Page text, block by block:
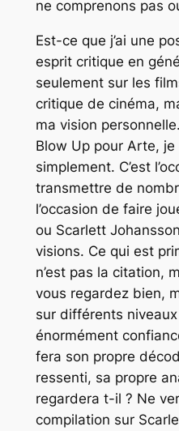
ne comprenons pas
Est-ce que j’ai une
esprit critique en
seulement sur les
critique de cinéma,
ma vision
Blow Up pour Arte,
simplement. C’est
transmettre de
l’occasion de faire
ou Scarlett
visions. Ce qui est
n’est pas la citation,
vous regardez bien,
sur différents
énormément
fera son propre
ressenti, sa propre
regardera t-il ? Ne
compilation sur